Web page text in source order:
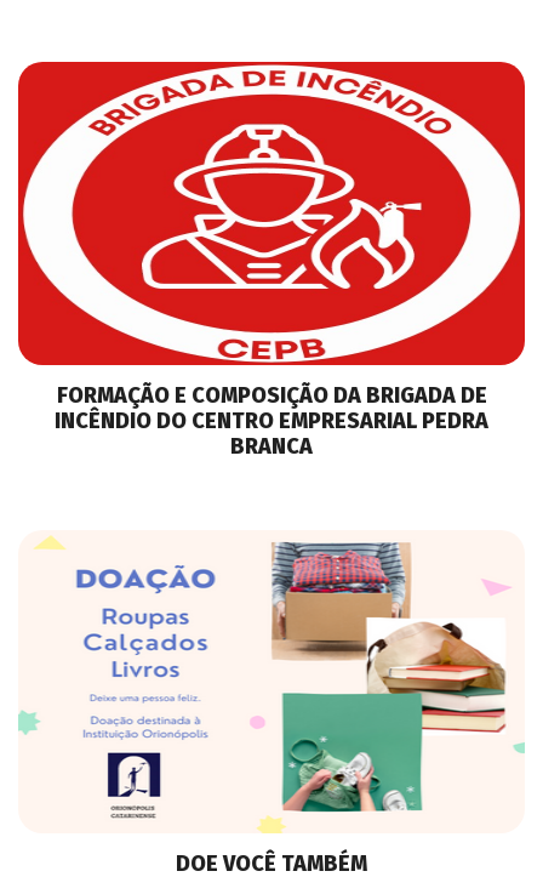
FORMAÇÃO E COMPOSIÇÃO DA BRIGADA DE
INCÊNDIO DO CENTRO EMPRESARIAL PEDRA
BRANCA
DOE VOCÊ TAMBÉM